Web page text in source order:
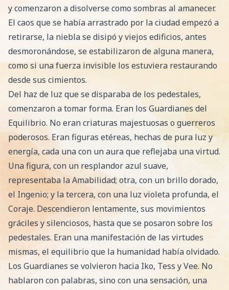
y comenzaron a disolverse como sombras al amanecer.
El caos que se había arrastrado por la ciudad empezó a
retirarse, la niebla se disipó y viejos edificios, antes
desmoronándose, se estabilizaron de alguna manera,
como si una fuerza invisible los estuviera restaurando
desde sus cimientos.
Del haz de luz que se disparaba de los pedestales,
comenzaron a tomar forma. Eran los Guardianes del
Equilibrio. No eran criaturas majestuosas o guerreros
poderosos. Eran figuras etéreas, hechas de pura luz y
energía, cada una con un aura que reflejaba una virtud.
Una figura, con un resplandor azul suave,
representaba la Amabilidad; otra, con un brillo dorado,
el Ingenio; y la tercera, con una luz violeta profunda, el
Coraje. Descendieron lentamente, sus movimientos
gráciles y silenciosos, hasta que se posaron sobre los
pedestales. Eran una manifestación de las virtudes
mismas, el equilibrio que la humanidad había olvidado.
Los Guardianes se volvieron hacia Iko, Tess y Vee. No
hablaron con palabras, sino con una sensación, una